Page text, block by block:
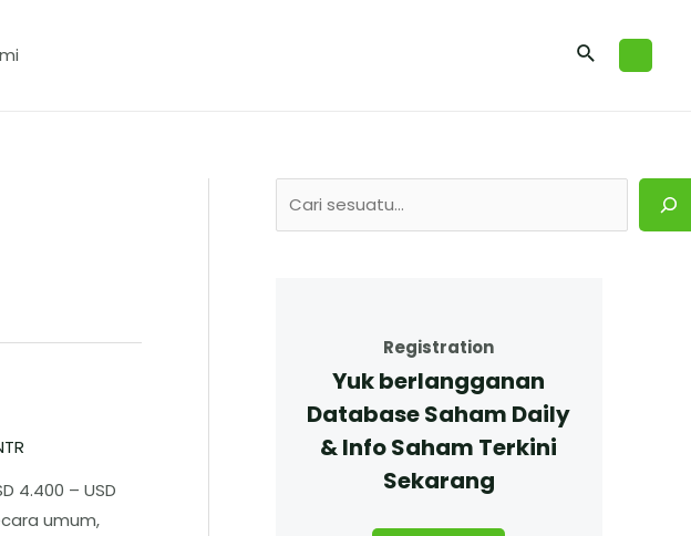
4.400 – USD
umum,
Registration
Yuk berlangganan
Database Saham Daily
& Info Saham Terkini
Sekarang